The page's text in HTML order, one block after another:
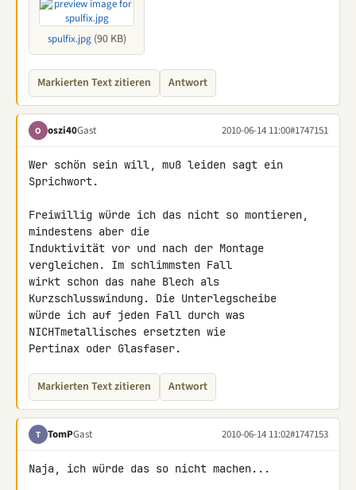
spulfix.jpg(90 KB)
Markierten Text zitieren Antwort
O oszi40Gast 2010-06-14 11:00#1747151
Wer schön sein will, muß leiden sagt ein
Sprichwort.
Freiwillig würde ich das nicht so montieren,
mindestens aber die
Induktivität vor und nach der Montage
vergleichen. Im schlimmsten Fall
wirkt schon das nahe Blech als
Kurzschlusswindung. Die Unterlegscheibe
würde ich auf jeden Fall durch was
NICHTmetallisches ersetzten wie
Pertinax oder Glasfaser.
Markierten Text zitieren Antwort
T TomPGast 2010-06-14 11:02#1747153
Naja, ich würde das so nicht machen...